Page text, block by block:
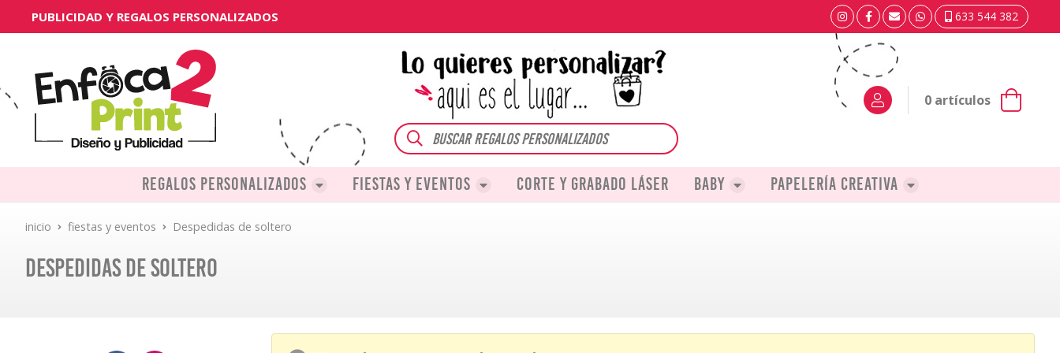
PUBLICIDAD Y REGALOS PERSONALIZADOS 633 544 382
Buscar
0 artículos
Regalos personalizados Fiestas y eventos Corte y grabado láser Baby Papelería creativa
inicio fiestas y eventos Despedidas de soltero
Despedidas de soltero